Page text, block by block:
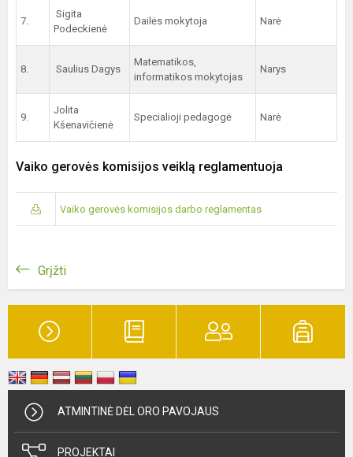
7.
Sigita
Podeckienė
Dailės mokytoja Narė
8. Saulius Dagys
Matematikos,
informatikos mokytojas
Narys
9.
Jolita
Kšenavičienė
Specialioji pedagogė Narė
Vaiko gerovės komisijos veiklą reglamentuoja
Vaiko gerovės komisijos darbo reglamentas
Grįžti
ATMINTINĖ DĖL ORO PAVOJAUS
PROJEKTAI